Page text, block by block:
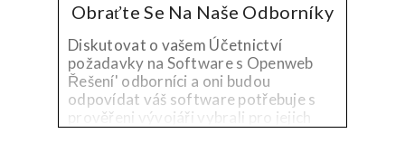
Obraťte Se Na Naše Odborníky
Diskutovat o vašem Účetnictví
požadavky na Software s Openweb
Řešení' odborníci a oni budou
odpovídat váš software potřebuje s
prověřeni vývojáři vybrali pro jejich